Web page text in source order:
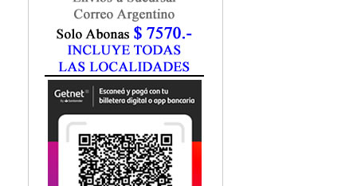
Geriatría
Ginecología / Obstetricia
Hematología
Histología
Homeopatía
Infectología
Inmunología
Instrumentación Quirurgica